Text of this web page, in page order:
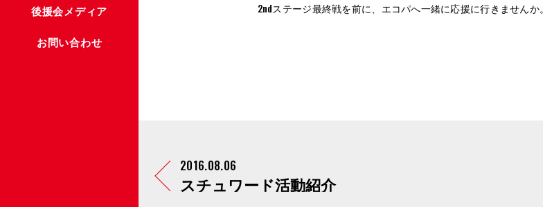
後援会メディア
お問い合わせ
2ndステージ最終戦を前に、エコパへ一緒に応援に行きませんか。
2016.08.06
スチュワード活動紹介